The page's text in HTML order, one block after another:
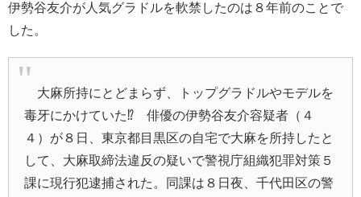
伊勢谷友介が人気グラドルを軟禁したのは８年前のことで
した。
大麻所持にとどまらず、トップグラドルやモデルを
毒牙にかけていた⁉ 俳優の伊勢谷友介容疑者（４
４）が８日、東京都目黒区の自宅で大麻を所持したと
して、大麻取締法違反の疑いで警視庁組織犯罪対策５
課に現行犯逮捕された。同課は８日夜、千代田区の警